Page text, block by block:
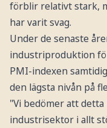
förblir relativt stark,
har varit svag.
Under de senaste
industriproduktion
PMI-indexen
den lägsta nivån på
"Vi bedömer att
industrisektor i allt